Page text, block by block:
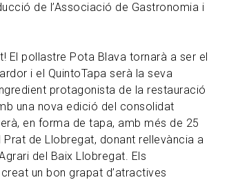
de l’Associació de Gastronomia i
El pollastre Pota Blava tornarà a ser el
i el QuintoTapa serà la seva
protagonista de la restauració
una nova edició del consolidat
en forma de tapa, amb més de 25
de Llobregat, donant rellevància a
del Baix Llobregat. Els
un bon grapat d’atractives